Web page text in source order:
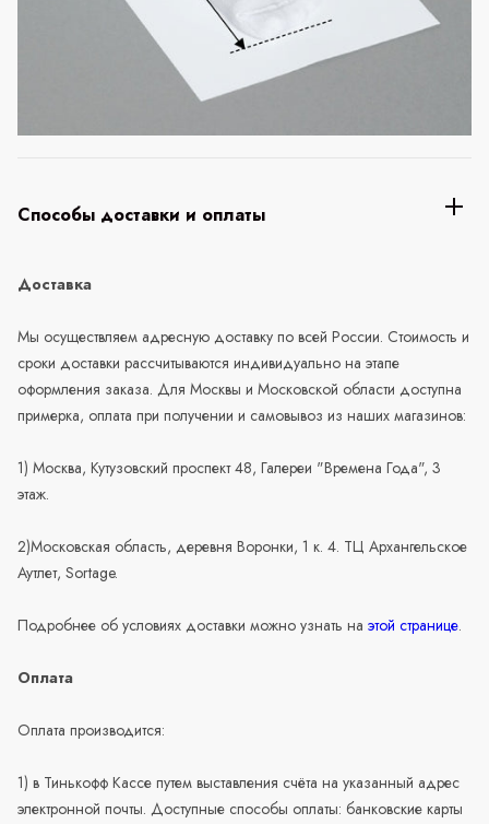
Способы доставки и оплаты
Доставка
Мы осуществляем адресную доставку по всей России. Стоимость и
сроки доставки рассчитываются индивидуально на этапе
оформления заказа. Для Москвы и Московской области доступна
примерка, оплата при получении и самовывоз из наших магазинов:
1) Москва, Кутузовский проспект 48, Галереи "Времена Года", 3
этаж.
2)Московская область, деревня Воронки, 1 к. 4. ТЦ Архангельское
Аутлет, Sortage.
Подробнее об условиях доставки можно узнать на этой странице.
Оплата
Оплата производится:
1) в Тинькофф Кассе путем выставления счёта на указанный адрес
электронной почты. Доступные способы оплаты: банковские карты